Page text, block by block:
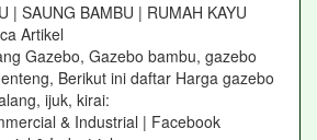
| SAUNG BAMBU | RUMAH KAYU
Artikel
Gazebo, Gazebo bambu, gazebo
Berikut ini daftar Harga gazebo
ijuk, kirai:
& Industrial | Facebook